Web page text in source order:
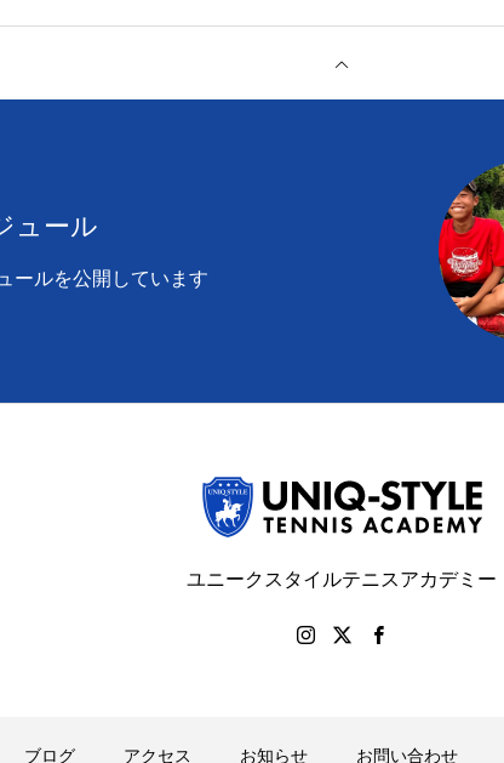
ュール
ールを公開しています
ユニークスタイルテニスアカデミー
ブログ アクセス お知らせ お問い合わせ